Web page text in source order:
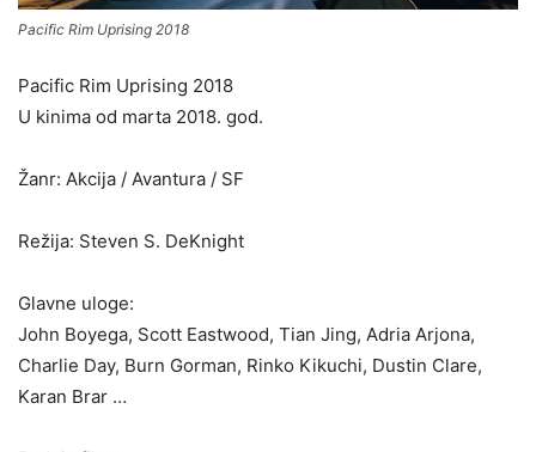
Pacific Rim Uprising 2018
Pacific Rim Uprising 2018
U kinima od marta 2018. god.
Žanr: Akcija / Avantura / SF
Režija: Steven S. DeKnight
Glavne uloge:
John Boyega, Scott Eastwood, Tian Jing, Adria Arjona,
Charlie Day, Burn Gorman, Rinko Kikuchi, Dustin Clare,
Karan Brar …